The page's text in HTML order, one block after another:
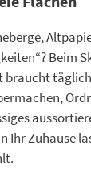
Beim
braucht
Ihr Zuhause